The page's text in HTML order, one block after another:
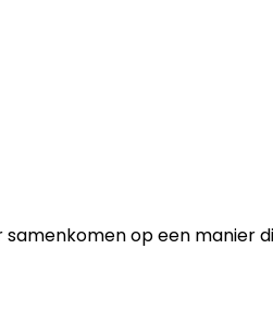
op een manier